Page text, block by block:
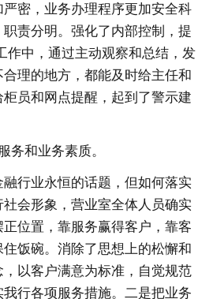
密，业务办理程序更加安全科
责分明。强化了内部控制，提
作中，通过主动观察和总结，发
理的地方，都能及时给主任和
员和网点提醒，起到了警示建
务和业务素质。
行业永恒的话题，但如何落实
会形象，营业室全体人员确实
位置，靠服务赢得客户，靠客
饭碗。消除了思想上的松懈和
以客户满意为标准，自觉规范
行各项服务措施。二是把业务